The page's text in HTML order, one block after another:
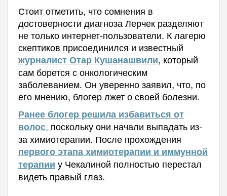
Стоит отметить, что сомнения в
достоверности диагноза Лерчек разделяют
не только интернет-пользователи. К лагерю
скептиков присоединился и известный
журналист Отар Кушанашвили, который
сам борется с онкологическим
заболеванием. Он уверенно заявил, что, по
его мнению, блогер лжет о своей болезни.
Ранее блогер решила избавиться от
волос, поскольку они начали выпадать из-
за химиотерапии. После прохождения
первого этапа химиотерапии и иммунной
терапии у Чекалиной полностью перестал
видеть правый глаз.